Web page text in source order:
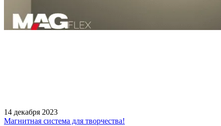
14 декабря 2023
Магнитная система для творчества!